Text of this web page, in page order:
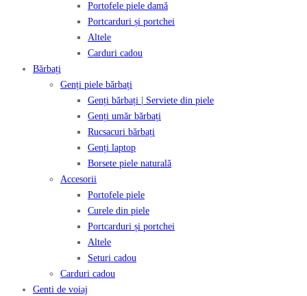
Portofele piele damă
Portcarduri și portchei
Altele
Carduri cadou
Bărbați
Genți piele bărbați
Genți bărbați | Serviete din piele
Genți umăr bărbați
Rucsacuri bărbați
Genți laptop
Borsete piele naturală
Accesorii
Portofele piele
Curele din piele
Portcarduri și portchei
Altele
Seturi cadou
Carduri cadou
Genti de voiaj